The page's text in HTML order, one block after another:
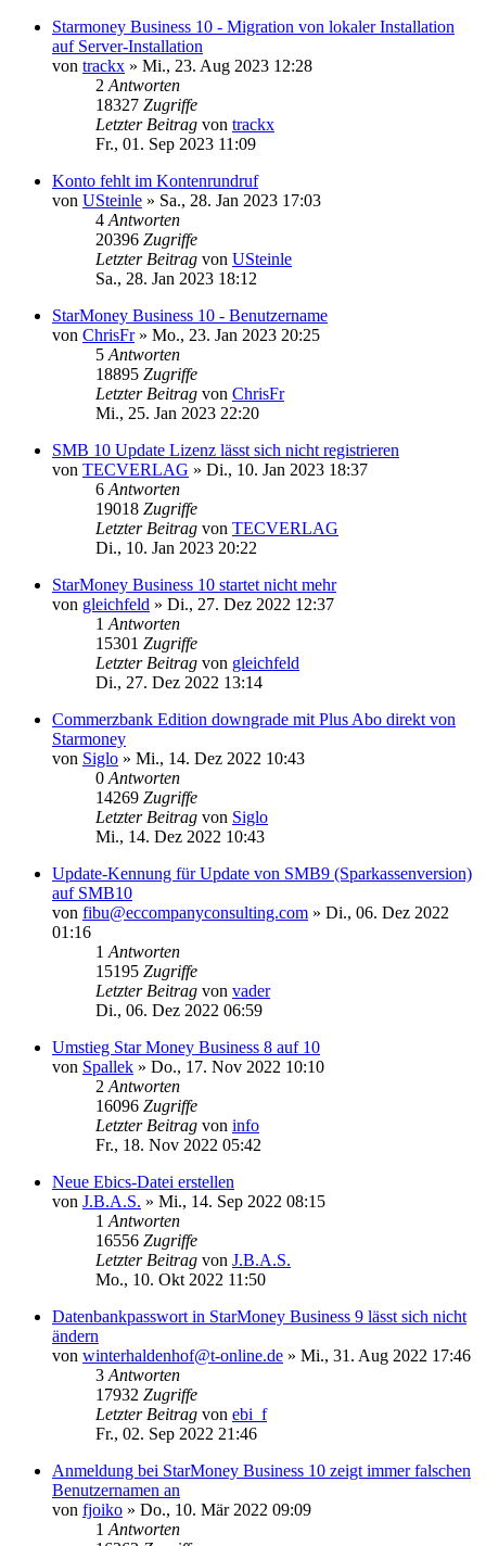
Starmoney Business 10 - Migration von lokaler Installation
auf Server-Installation
von trackx » Mi., 23. Aug 2023 12:28
2 Antworten
18327 Zugriffe
Letzter Beitrag von trackx
Fr., 01. Sep 2023 11:09
Konto fehlt im Kontenrundruf
von USteinle » Sa., 28. Jan 2023 17:03
4 Antworten
20396 Zugriffe
Letzter Beitrag von USteinle
Sa., 28. Jan 2023 18:12
StarMoney Business 10 - Benutzername
von ChrisFr» Mo., 23. Jan 2023 20:25
5 Antworten
18895 Zugriffe
Letzter Beitrag von ChrisFr
Mi., 25. Jan 2023 22:20
SMB 10 Update Lizenz lässt sich nicht registrieren
von TECVERLAG » Di., 10. Jan 2023 18:37
6 Antworten
19018 Zugriffe
Letzter Beitrag von TECVERLAG
Di., 10. Jan 2023 20:22
StarMoney Business 10 startet nicht mehr
von gleichfeld » Di., 27. Dez 2022 12:37
1 Antworten
15301 Zugriffe
Letzter Beitrag von gleichfeld
Di., 27. Dez 2022 13:14
Commerzbank Edition downgrade mit Plus Abo direkt von
Starmoney
von Siglo » Mi., 14. Dez 2022 10:43
0 Antworten
14269 Zugriffe
Letzter Beitrag von Siglo
Mi., 14. Dez 2022 10:43
Update-Kennung für Update von SMB9 (Sparkassenversion)
auf SMB10
von fibu@eccompanyconsulting.com » Di., 06. Dez 2022
01:16
1 Antworten
15195 Zugriffe
Letzter Beitrag von vader
Di., 06. Dez 2022 06:59
Umstieg Star Money Business 8 auf 10
von Spallek » Do., 17. Nov 2022 10:10
2 Antworten
16096 Zugriffe
Letzter Beitrag von info
Fr., 18. Nov 2022 05:42
Neue Ebics-Datei erstellen
von J.B.A.S. » Mi., 14. Sep 2022 08:15
1 Antworten
16556 Zugriffe
Letzter Beitrag von J.B.A.S.
Mo., 10. Okt 2022 11:50
Datenbankpasswort in StarMoney Business 9 lässt sich nicht
ändern
von winterhaldenhof@t-online.de » Mi., 31. Aug 2022 17:46
3 Antworten
17932 Zugriffe
Letzter Beitrag von ebi_f
Fr., 02. Sep 2022 21:46
Anmeldung bei StarMoney Business 10 zeigt immer falschen
Benutzernamen an
von fjoiko » Do., 10. Mär 2022 09:09
1 Antworten